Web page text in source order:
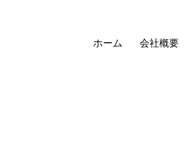
ホーム 会社概要